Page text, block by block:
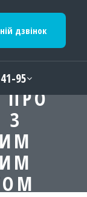
дзвінок
95
ПРО
З